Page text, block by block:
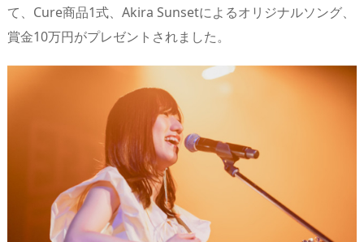
て、Cure商品1式、Akira Sunsetによるオリジナルソング、
賞金10万円がプレゼントされました。